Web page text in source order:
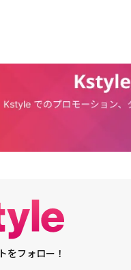
現場では僕たちの目には見えな
るで壁を通り抜けるのかと思っ
うまく表現されるようにしてほ
2018年に韓国で放送されたJT
は恋人役として再会した。ジュ
ルギーを持っている」と明か
よりも楽しく会話できて、とて
ら嬉しかった。今回の撮影でも
謝している」と語った。tvNド
初の悪役に挑戦した。彼は先輩
技しながらこんなにカッコよく
の中を救おうと手を差し伸べる
葛藤させ、彼をジレンマへと引
ぷりつけたバン・ウンミのスチ
れば食べるほど強くなる念力と
が発動しない彼らが、どんなチ
、バン・ウンミは果たして世界
をフォロー！